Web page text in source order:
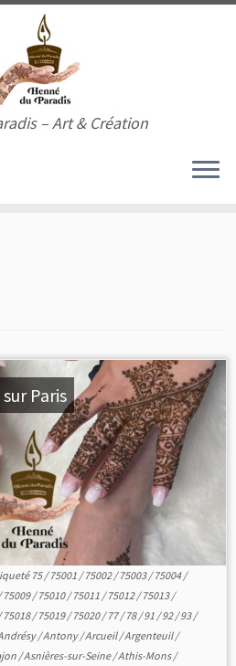
– Art & Création
Paris
75/75001 /75002/75003/75004/
75009/75010/75011 /75012/75013/
75018/75019/75020/77/78/91 /92/93/
/Antony/Arcueil/Argenteuil/
/Asnières-sur-Seine/Athis-Mons/